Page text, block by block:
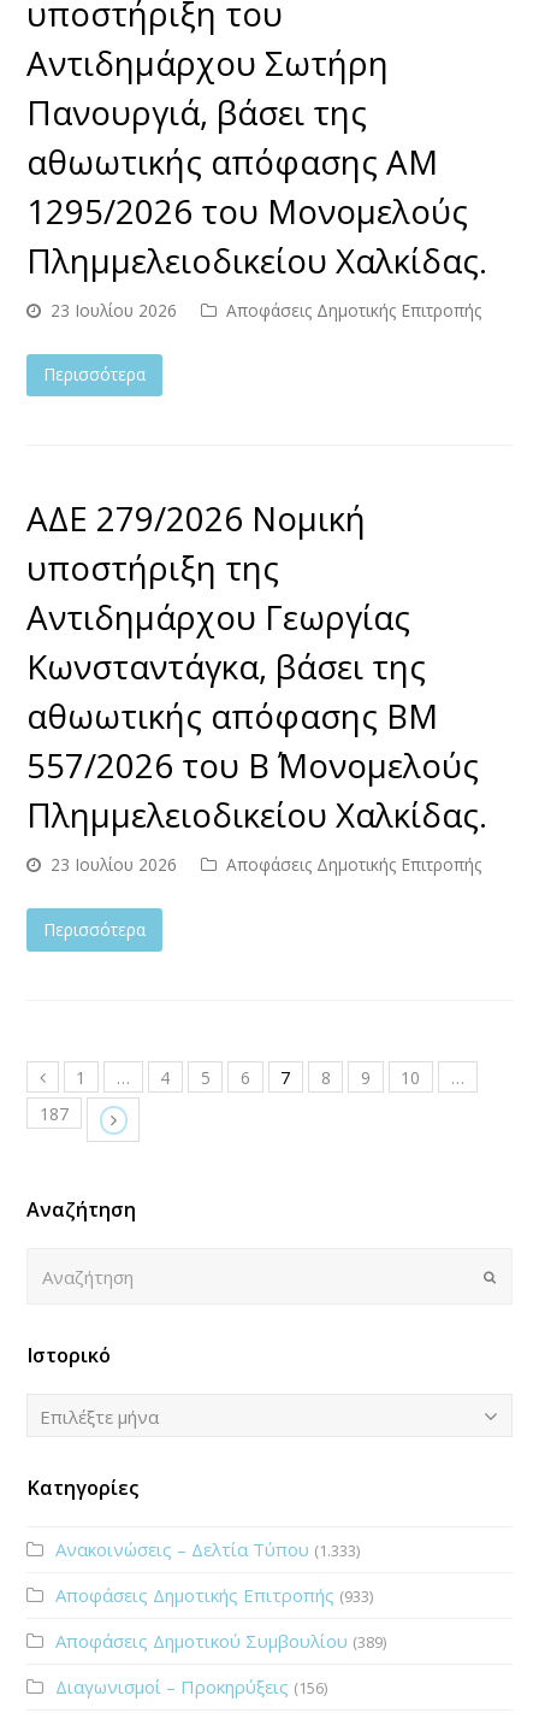
υποστήριξη του
Αντιδημάρχου Σωτήρη
Πανουργιά, βάσει της
αθωωτικής απόφασης ΑΜ
1295/2026 του Μονομελούς
Πλημμελειοδικείου Χαλκίδας.
23 Ιουλίου 2026 Αποφάσεις Δημοτικής Επιτροπής
Περισσότερα
ΑΔΕ 279/2026 Νομική
υποστήριξη της
Αντιδημάρχου Γεωργίας
Κωνσταντάγκα, βάσει της
αθωωτικής απόφασης ΒΜ
557/2026 του Β΄ Μονομελούς
Πλημμελειοδικείου Χαλκίδας.
23 Ιουλίου 2026 Αποφάσεις Δημοτικής Επιτροπής
Περισσότερα
1 … 4 5 6 7 8 9 10
…
187
Αναζήτηση
Submit
Ιστορικό
Ιστορικό
Επιλέξτε μήνα
Κατηγορίες
Ανακοινώσεις – Δελτία Τύπου (1.333)
Αποφάσεις Δημοτικής Επιτροπής (933)
Αποφάσεις Δημοτικού Συμβουλίου (389)
Διαγωνισμοί – Προκηρύξεις (156)